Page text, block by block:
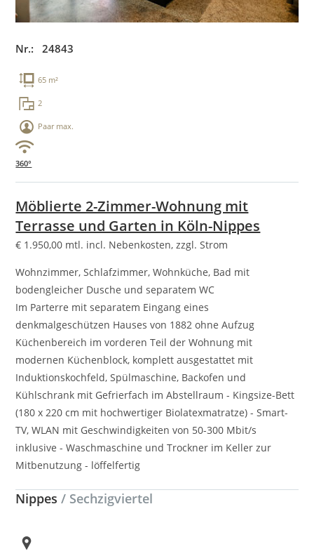
Nr.: 24843
65 m²
2
Paar max.
360°
Möblierte 2-Zimmer-Wohnung mit
Terrasse und Garten in Köln-Nippes
€ 1.950,00 mtl. incl. Nebenkosten, zzgl. Strom
Wohnzimmer, Schlafzimmer, Wohnküche, Bad mit
bodengleicher Dusche und separatem WC
Im Parterre mit separatem Eingang eines
denkmalgeschützen Hauses von 1882 ohne Aufzug
Küchenbereich im vorderen Teil der Wohnung mit
modernen Küchenblock, komplett ausgestattet mit
Induktionskochfeld, Spülmaschine, Backofen und
Kühlschrank mit Gefrierfach im Abstellraum - Kingsize-Bett
(180 x 220 cm mit hochwertiger Biolatexmatratze) - Smart-
TV, WLAN mit Geschwindigkeiten von 50-300 Mbit/s
inklusive - Waschmaschine und Trockner im Keller zur
Mitbenutzung - löffelfertig
Nippes/ Sechzigviertel